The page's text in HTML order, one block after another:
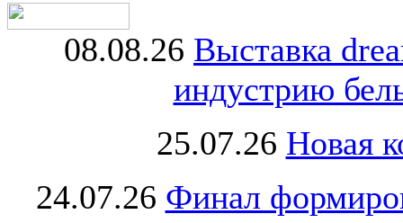
08.08.26 Выставка
индустрию
25.07.26 Новая
24.07.26 Финал